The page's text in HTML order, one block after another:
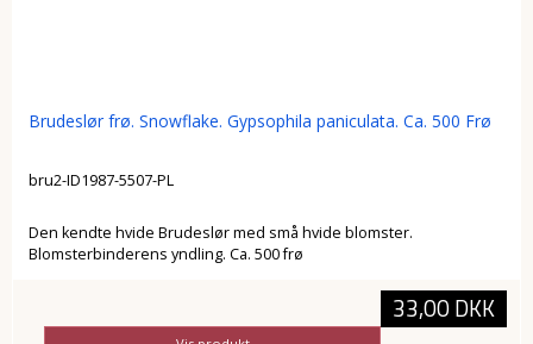
Brudeslør frø. Snowflake. Gypsophila paniculata. Ca. 500 Frø
bru2-ID1987-5507-PL
Den kendte hvide Brudeslør med små hvide blomster.
Blomsterbinderens yndling. Ca. 500 frø
33,00 DKK